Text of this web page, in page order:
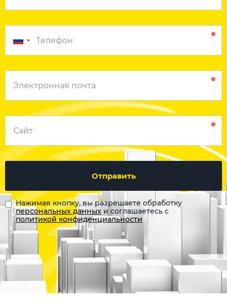
Отправить
Нажимая кнопку, вы разрешаете обработку
персональных данных и соглашаетесь с
политикой конфиденциальности